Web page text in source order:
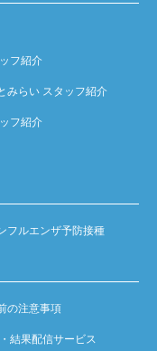
フ紹介
みらい スタッフ紹介
フ紹介
フルエンザ予防接種
の注意事項
結果配信サービス